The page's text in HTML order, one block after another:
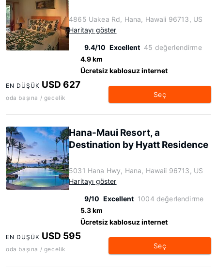
4865 Uakea Rd, Hana, Hawaii 96713, US
Haritayı göster
9.4/10 Excellent 45 değerlendirme
4.9 km
Ücretsiz kablosuz internet
EN DÜŞÜK USD 627
oda başına / gecelik Seç
Hana-Maui Resort, a
Destination by Hyatt Residence
5031 Hana Hwy, Hana, Hawaii 96713, US
Haritayı göster
9/10 Excellent 1004 değerlendirme
5.3 km
Ücretsiz kablosuz internet
EN DÜŞÜK USD 595
oda başına / gecelik Seç